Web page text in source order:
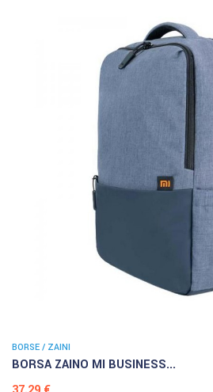
BORSE / ZAINI
BORSA ZAINO MI BUSINESS...